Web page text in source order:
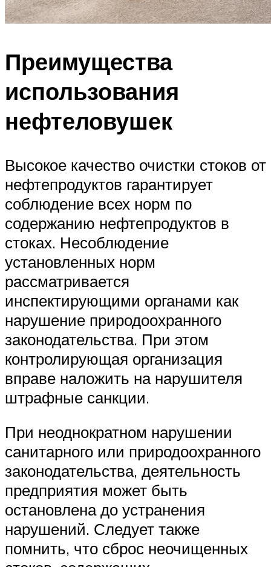
Преимущества
использования
нефтеловушек
Высокое качество очистки стоков от
нефтепродуктов гарантирует
соблюдение всех норм по
содержанию нефтепродуктов в
стоках. Несоблюдение
установленных норм
рассматривается
инспектирующими органами как
нарушение природоохранного
законодательства. При этом
контролирующая организация
вправе наложить на нарушителя
штрафные санкции.
При неоднократном нарушении
санитарного или природоохранного
законодательства, деятельность
предприятия может быть
остановлена до устранения
нарушений. Следует также
помнить, что сброс неочищенных